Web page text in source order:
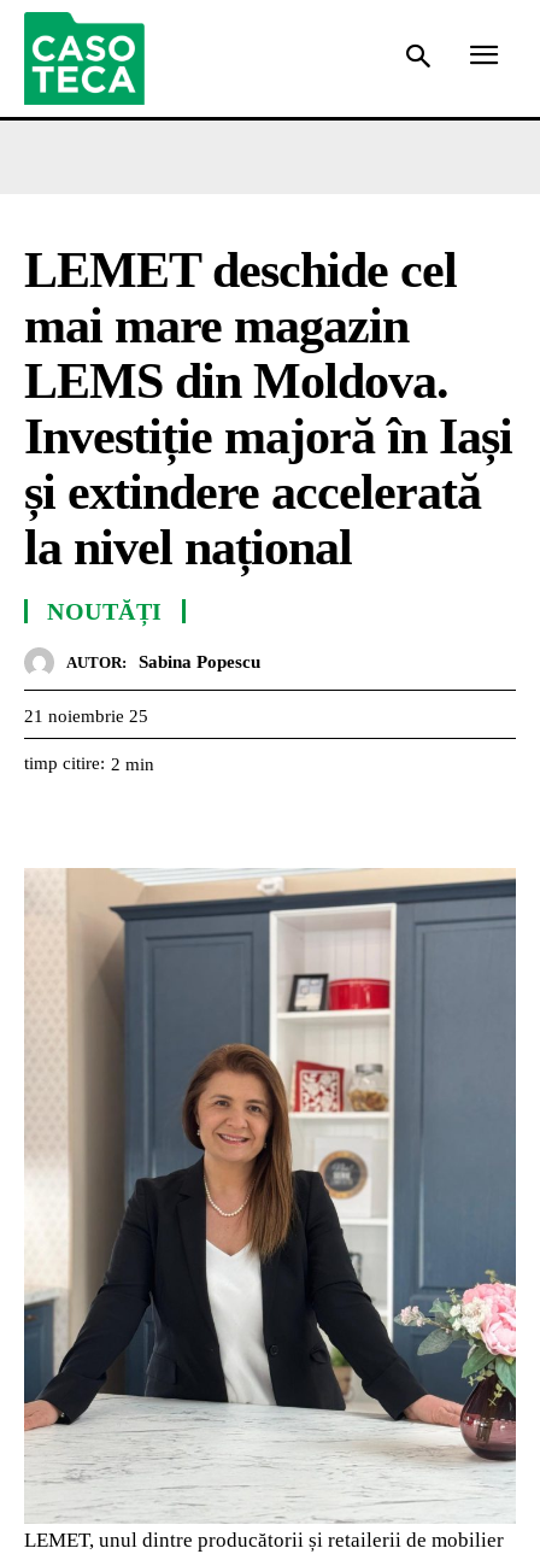
LEMET deschide cel
mai mare magazin
LEMS din Moldova.
Investiție majoră în Iași
și extindere accelerată
la nivel național
NOUTĂȚI
AUTOR: Sabina Popescu
21 noiembrie 25
timp citire: 2 min
LEMET, unul dintre producătorii și retailerii de mobilier